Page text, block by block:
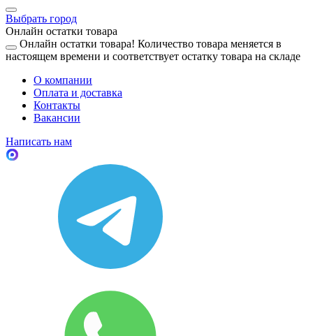
Выбрать город
Онлайн остатки товара
Онлайн остатки товара! Количество товара меняется в
настоящем времени и соответствует остатку товара на складе
О компании
Оплата и доставка
Контакты
Вакансии
Написать нам